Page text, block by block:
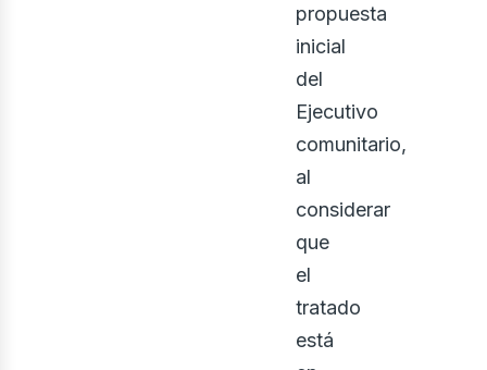
propuesta
inicial
del
Ejecutivo
comunitario,
al
considerar
que
el
tratado
está